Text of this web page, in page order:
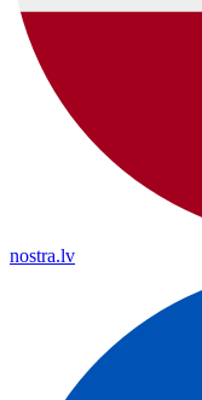
nostra.lv